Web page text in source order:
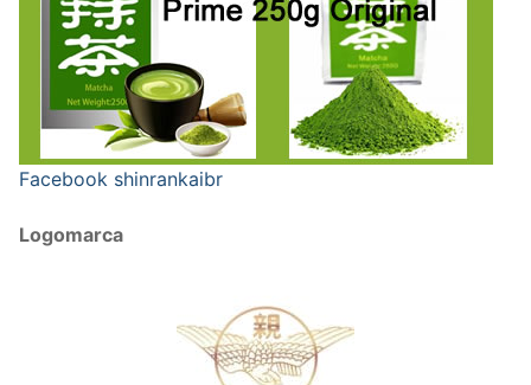
Facebook shinrankaibr
Logomarca